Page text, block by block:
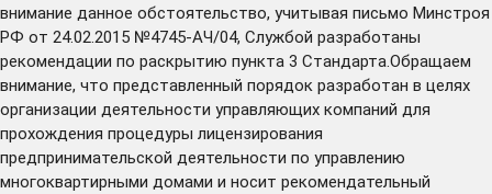
внимание данное обстоятельство, учитывая письмо Минстроя
РФ от 24.02.2015 №4745-АЧ/04, Службой разработаны
рекомендации по раскрытию пункта 3 Стандарта.Обращаем
внимание, что представленный порядок разработан в целях
организации деятельности управляющих компаний для
прохождения процедуры лицензирования
предпринимательской деятельности по управлению
многоквартирными домами и носит рекомендательный